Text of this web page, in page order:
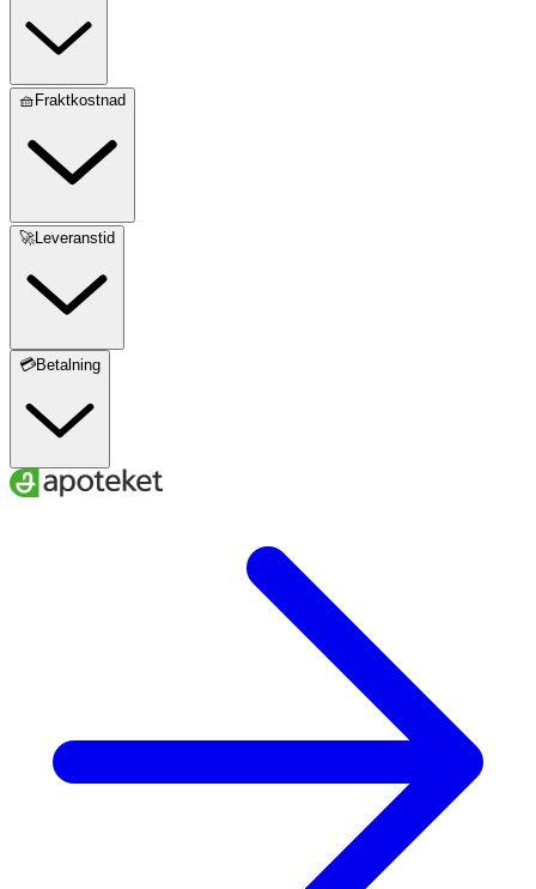
🧺Fraktkostnad
🚀Leveranstid
💳Betalning